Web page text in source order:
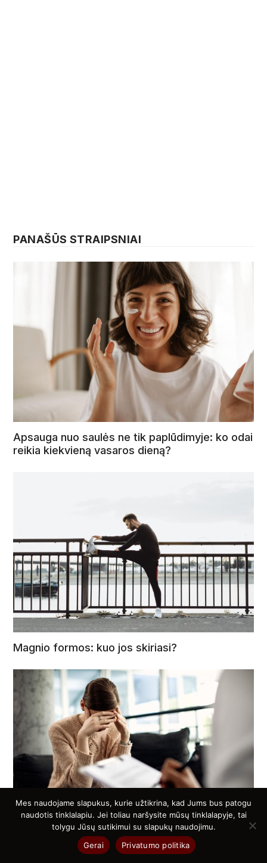
PANAŠŪS STRAIPSNIAI
Apsauga nuo saulės ne tik paplūdimyje: ko odai
reikia kiekvieną vasaros dieną?
Magnio formos: kuo jos skiriasi?
Psichoterapija: kaip suprasti, kas jums tinka?
Mes naudojame slapukus, kurie užtikrina, kad Jums bus patogu
naudotis tinklalapiu. Jei toliau naršysite mūsų tinklalapyje, tai
tolygu Jūsų sutikimui su slapukų naudojimu.
Gerai
Privatumo politika